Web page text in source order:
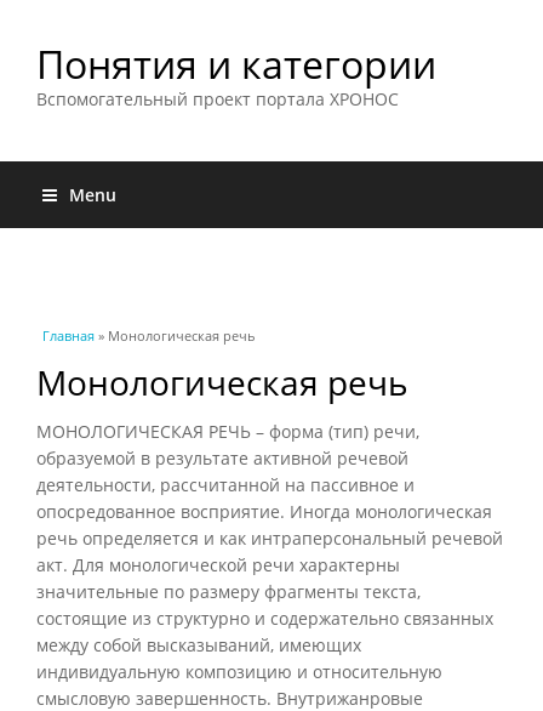
Понятия и категории
Вспомогательный проект портала ХРОНОС
Menu
Вы здесь
Главная » Монологическая речь
Монологическая речь
МОНОЛОГИЧЕСКАЯ РЕЧЬ – форма (тип) речи,
образуемой в результате активной речевой
деятельности, рассчитанной на пассивное и
опосредованное восприятие. Иногда монологическая
речь определяется и как интраперсональный речевой
акт. Для монологической речи характерны
значительные по размеру фрагменты текста,
состоящие из структурно и содержательно связанных
между собой высказываний, имеющих
индивидуальную композицию и относительную
смысловую завершенность. Внутрижанровые